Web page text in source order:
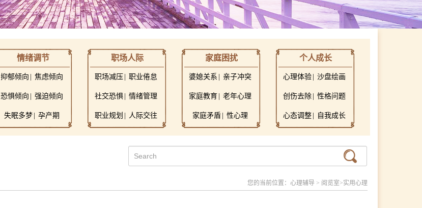
情绪调节
抑郁倾向 焦虑倾向
恐惧倾向 强迫倾向
失眠多梦 孕产期
职场人际
职场减压 职业倦怠
社交恐惧 情绪管理
职业规划 人际交往
家庭困扰
婆媳关系 亲子冲突
家庭教育 老年心理
家庭矛盾 性心理
个人成长
心理体验 沙盘绘画
创伤去除 性格问题
心态调整 自我成长
您的当前位置： 心理辅导 > 阅览室>实用心理